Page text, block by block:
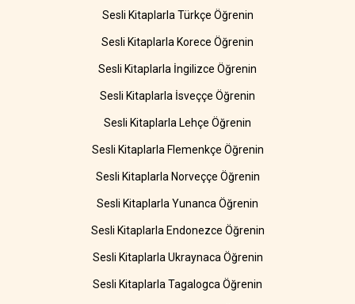
Sesli Kitaplarla Türkçe Öğrenin
Sesli Kitaplarla Korece Öğrenin
Sesli Kitaplarla İngilizce Öğrenin
Sesli Kitaplarla İsveççe Öğrenin
Sesli Kitaplarla Lehçe Öğrenin
Sesli Kitaplarla Flemenkçe Öğrenin
Sesli Kitaplarla Norveççe Öğrenin
Sesli Kitaplarla Yunanca Öğrenin
Sesli Kitaplarla Endonezce Öğrenin
Sesli Kitaplarla Ukraynaca Öğrenin
Sesli Kitaplarla Tagalogca Öğrenin